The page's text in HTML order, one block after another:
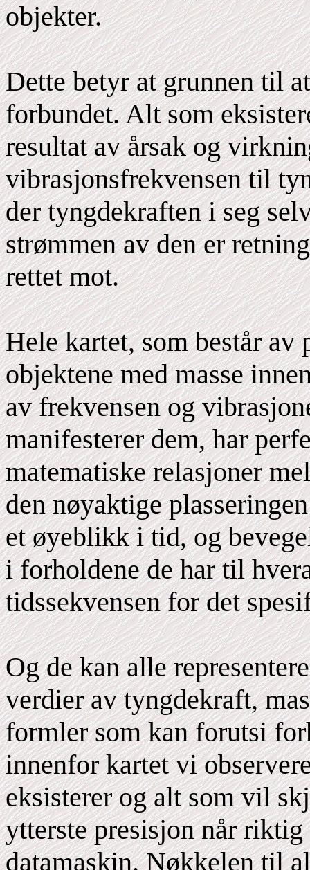
objekter.
Dette betyr at grunnen til
forbundet. Alt som
resultat av årsak og
vibrasjonsfrekvensen til
der tyngdekraften i seg
strømmen av den er
rettet mot.
Hele kartet, som består
objektene med masse
av frekvensen og
manifesterer dem, har
matematiske relasjoner
den nøyaktige
et øyeblikk i tid, og
i forholdene de har til
tidssekvensen for det
Og de kan alle
verdier av tyngdekraft,
formler som kan forutsi
innenfor kartet vi
eksisterer og alt som vil
ytterste presisjon når
datamaskin. Nøkkelen til